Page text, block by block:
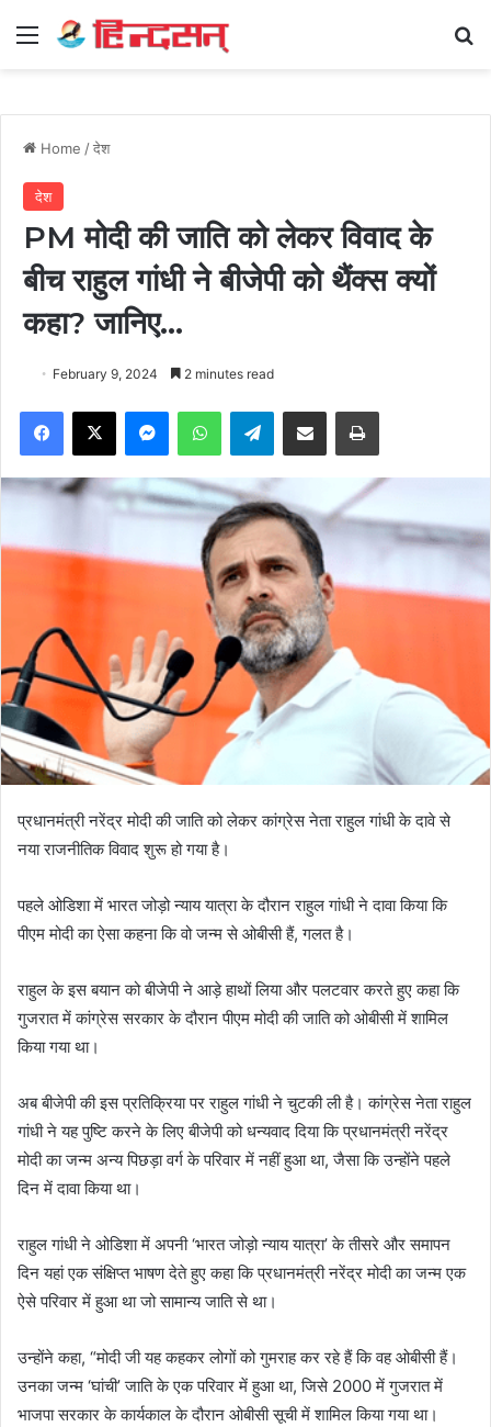
Menu
Home /देश
देश
PM मोदी की जाति को लेकर विवाद के
बीच राहुल गांधी ने बीजेपी को थैंक्स क्यों
कहा? जानिए…
February 9, 2024 2 minutes read
Facebook
X MessengerWhatsAppTelegramShare via Email Print
प्रधानमंत्री नरेंद्र मोदी की जाति को लेकर कांग्रेस नेता राहुल गांधी के दावे से
नया राजनीतिक विवाद शुरू हो गया है।
पहले ओडिशा में भारत जोड़ो न्याय यात्रा के दौरान राहुल गांधी ने दावा किया कि
पीएम मोदी का ऐसा कहना कि वो जन्म से ओबीसी हैं, गलत है।
राहुल के इस बयान को बीजेपी ने आड़े हाथों लिया और पलटवार करते हुए कहा कि
गुजरात में कांग्रेस सरकार के दौरान पीएम मोदी की जाति को ओबीसी में शामिल
किया गया था।
अब बीजेपी की इस प्रतिक्रिया पर राहुल गांधी ने चुटकी ली है। कांग्रेस नेता राहुल
गांधी ने यह पुष्टि करने के लिए बीजेपी को धन्यवाद दिया कि प्रधानमंत्री नरेंद्र
मोदी का जन्म अन्य पिछड़ा वर्ग के परिवार में नहीं हुआ था, जैसा कि उन्होंने पहले
दिन में दावा किया था।
राहुल गांधी ने ओडिशा में अपनी ‘भारत जोड़ो न्याय यात्रा’ के तीसरे और समापन
दिन यहां एक संक्षिप्त भाषण देते हुए कहा कि प्रधानमंत्री नरेंद्र मोदी का जन्म एक
ऐसे परिवार में हुआ था जो सामान्य जाति से था।
उन्होंने कहा, “मोदी जी यह कहकर लोगों को गुमराह कर रहे हैं कि वह ओबीसी हैं।
उनका जन्म ‘घांची’ जाति के एक परिवार में हुआ था, जिसे 2000 में गुजरात में
भाजपा सरकार के कार्यकाल के दौरान ओबीसी सूची में शामिल किया गया था।